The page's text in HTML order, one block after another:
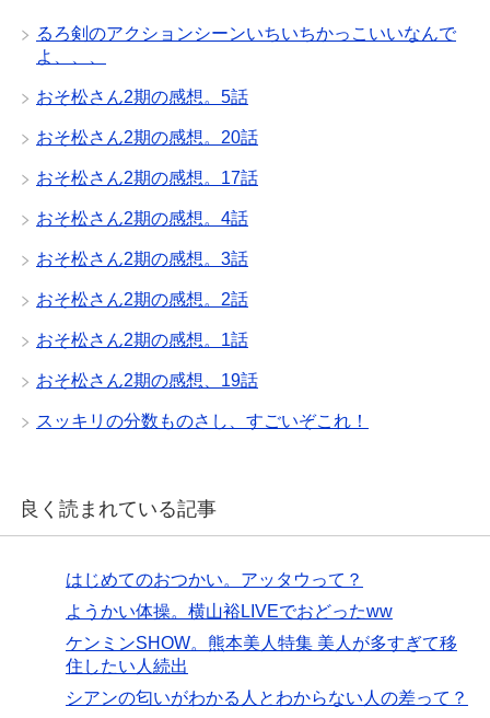
るろ剣のアクションシーンいちいちかっこいいなんで
よ、、、
おそ松さん2期の感想。5話
おそ松さん2期の感想。20話
おそ松さん2期の感想。17話
おそ松さん2期の感想。4話
おそ松さん2期の感想。3話
おそ松さん2期の感想。2話
おそ松さん2期の感想。1話
おそ松さん2期の感想、19話
スッキリの分数ものさし、すごいぞこれ！
良く読まれている記事
はじめてのおつかい。アッタウって？
ようかい体操。横山裕LIVEでおどったww
ケンミンSHOW。熊本美人特集 美人が多すぎて移
住したい人続出
シアンの匂いがわかる人とわからない人の差って？